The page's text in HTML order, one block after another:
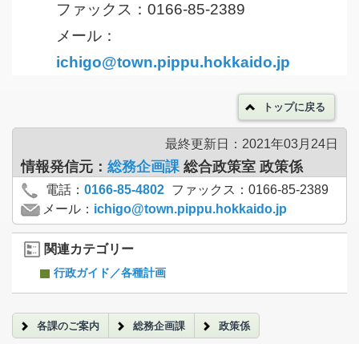
ファックス：0166-85-2389
メール：
ichigo@town.pippu.hokkaido.jp
トップに戻る
最終更新日：2021年03月24日
情報発信元： 総務企画課 総合政策室 政策係
電話： 0166-85-4802 ファックス：0166-85-2389
メール： ichigo@town.pippu.hokkaido.jp
関連カテゴリー
行政ガイド／各種計画
各課のご案内 総務企画課 政策係